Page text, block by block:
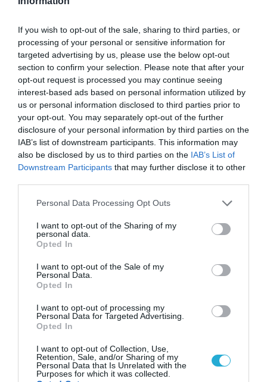
If you wish to opt-out of the sale, sharing to third parties, or
processing of your personal or sensitive information for
targeted advertising by us, please use the below opt-out
section to confirm your selection. Please note that after your
opt-out request is processed you may continue seeing
interest-based ads based on personal information utilized by
us or personal information disclosed to third parties prior to
your opt-out. You may separately opt-out of the further
disclosure of your personal information by third parties on the
IAB’s list of downstream participants. This information may
also be disclosed by us to third parties on the IAB’s List of
Downstream Participants that may further disclose it to other
Please note that this website/app uses one or more Google
not limited to your visit or usage behaviour. You may click to
grant or deny consent to Google and its third-party tags to
use your data for below specified purposes in below Google
consent section.
Personal Data Processing Opt Outs
I want to opt-out of the Sharing of my
personal data.
Opted In
I want to opt-out of the Sale of my
Personal Data.
Opted In
I want to opt-out of processing my
Personal Data for Targeted Advertising.
Opted In
I want to opt-out of Collection, Use,
Retention, Sale, and/or Sharing of my
Personal Data that Is Unrelated with the
Purposes for which it was collected.
αφορούν τους ΦΗΜ
Σ. Καλαφάτης: «Η
Τεχνητή Νοημοσύνη
δεν είναι απλώς μια
νέα τεχνολογία, είναι
μια νέα βιομηχανική
επανάσταση»
31.07.2026
Νέος οδηγός του ΕΚΤ
για τη χρηματοδότηση
των ελληνικών
επιχειρήσεων στον
Η πιο ταξιδιάρικη
καλοκαιριού έχει την
υπογραφή της Xiaomi
31.07.2026
ΟΛΗ Η ΡΟΗ ΕΙΔΗΣΕΩΝ